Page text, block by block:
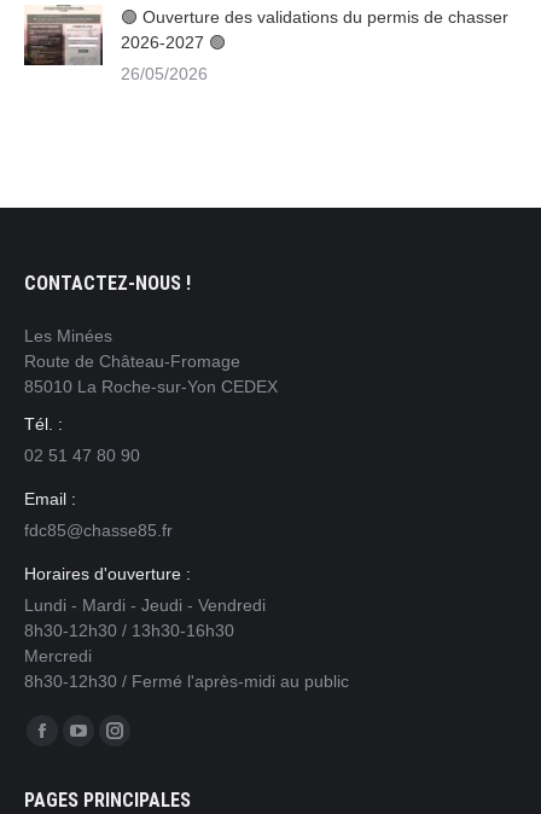
🟢 Ouverture des validations du permis de chasser
2026-2027 🟢
26/05/2026
CONTACTEZ-NOUS !
Les Minées
Route de Château-Fromage
85010 La Roche-sur-Yon CEDEX
Tél. :
02 51 47 80 90
Email :
fdc85@chasse85.fr
Horaires d'ouverture :
Lundi - Mardi - Jeudi - Vendredi
8h30-12h30 / 13h30-16h30
Mercredi
8h30-12h30 / Fermé l'après-midi au public
Trouvez nous sur :
Facebook
opens
YouTube
opens
Instagram
opens
PAGES PRINCIPALES